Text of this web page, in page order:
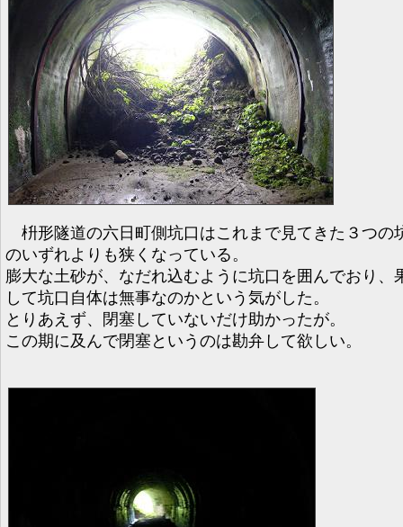
枡形隧道の六日町側坑口はこれまで見てきた３つの
のいずれよりも狭くなっている。
膨大な土砂が、なだれ込むように坑口を囲んでおり、
して坑口自体は無事なのかという気がした。
とりあえず、閉塞していないだけ助かったが。
この期に及んで閉塞というのは勘弁して欲しい。